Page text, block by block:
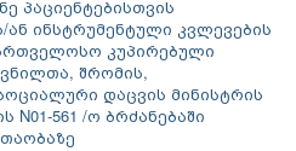
პაციენტებისთვის
ინსტრუმენტული კვლევების
კუპირებული
შრომის,
დაცვის მინისტრის
N01-561 /ო ბრძანებაში